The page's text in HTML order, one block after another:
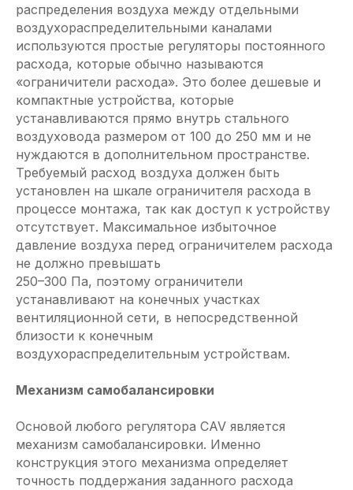
распределения воздуха между отдельными
воздухораспределительными каналами
используются простые регуляторы постоянного
расхода, которые обычно называются
«ограничители расхода». Это более дешевые и
компактные устройства, которые
устанавливаются прямо внутрь стального
воздуховода размером от 100 до 250 мм и не
нуждаются в дополнительном пространстве.
Требуемый расход воздуха должен быть
установлен на шкале ограничителя расхода в
процессе монтажа, так как доступ к устройству
отсутствует. Максимальное избыточное
давление воздуха перед ограничителем расхода
не должно превышать
250–300 Па, поэтому ограничители
устанавливают на конечных участках
вентиляционной сети, в непосредственной
близости к конечным
воздухораспределительным устройствам.
Механизм самобалансировки
Основой любого регулятора CAV является
механизм самобалансировки. Именно
конструкция этого механизма определяет
точность поддержания заданного расхода